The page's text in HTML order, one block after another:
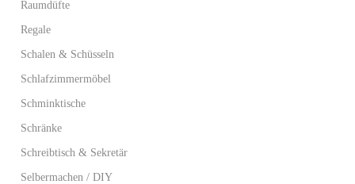
Raumdüfte
Regale
Schalen & Schüsseln
Schlafzimmermöbel
Schminktische
Schränke
Schreibtisch & Sekretär
Selbermachen / DIY